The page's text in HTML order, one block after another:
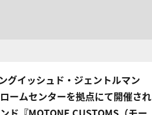
グイッシュド・ジェントルマン
ームセンターを拠点にて開催され